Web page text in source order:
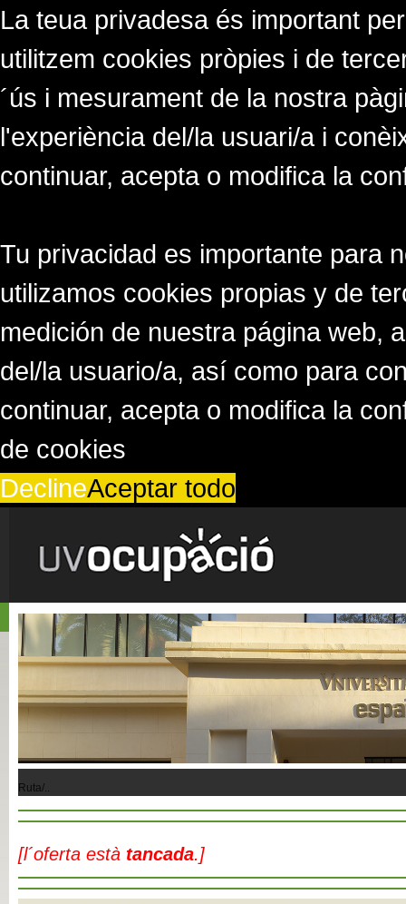
La teua privadesa és important
utilitzem cookies pròpies i de
´ús i mesurament de la nostra
l'experiència del/la usuari/a i
continuar, acepta o modifica la
Tu privacidad es importante para
utilizamos cookies propias y de
medición de nuestra página web,
del/la usuario/a, así como para
continuar, acepta o modifica la
de cookies
DeclineAceptar todo
Ruta/..
[l´oferta està tancada.]